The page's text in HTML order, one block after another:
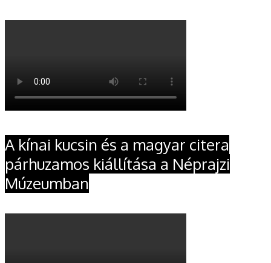
A kínai kucsin és a magyar citera
párhuzamos kiállítása a Néprajzi
Múzeumban